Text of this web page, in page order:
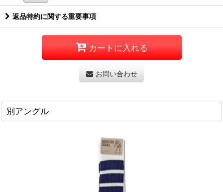
返品特約に関する重要事項
カートに入れる
お問い合わせ
別アングル